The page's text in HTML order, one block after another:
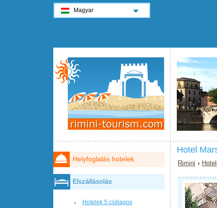
Hotel
Rimini ›
Helyfoglalás hotelek
Elszállásolás
Hotelek 5 csillagos
Magyar